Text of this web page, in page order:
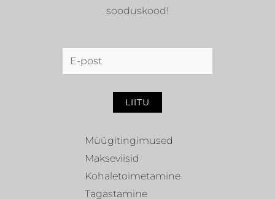
sooduskood!
LIITU
Müügitingimused
Makseviisid
Kohaletoimetamine
Tagastamine